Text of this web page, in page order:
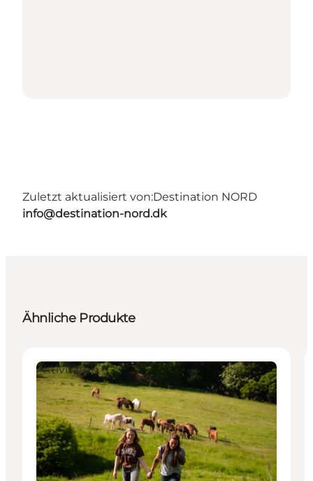
Zuletzt aktualisiert von:Destination NORD
info@destination-nord.dk
Ähnliche Produkte
Aktivitäten